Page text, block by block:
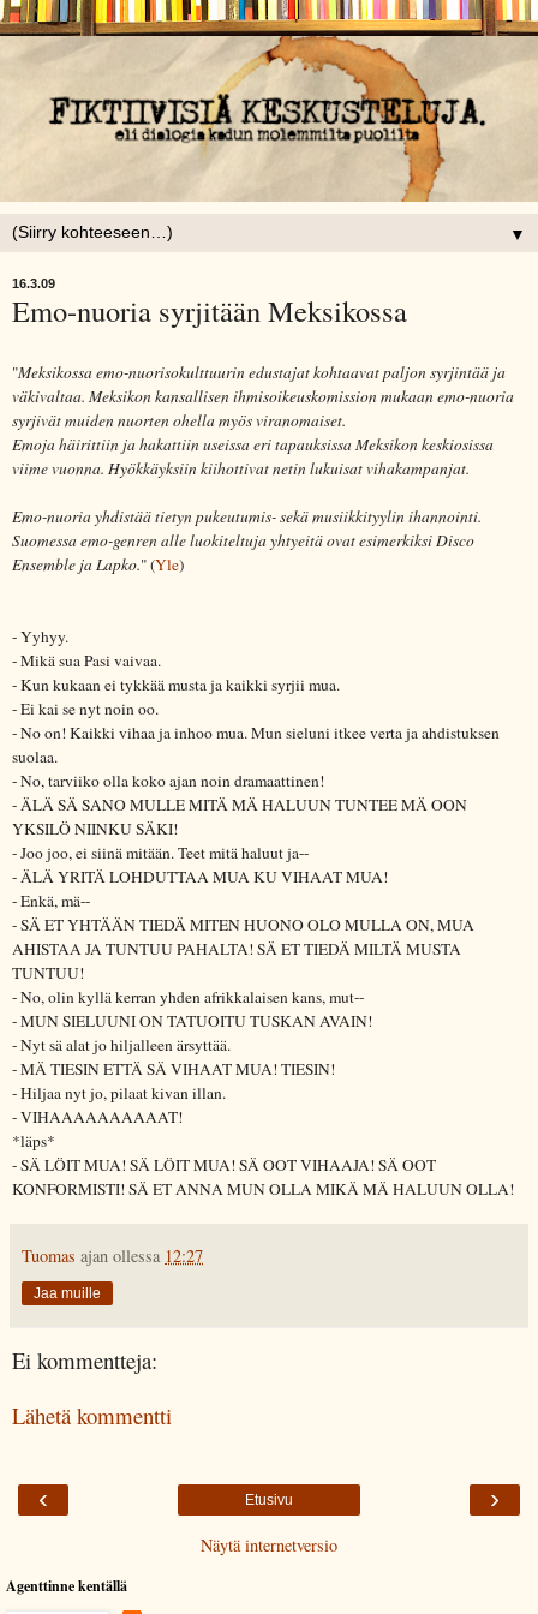
▼
16.3.09
Emo-nuoria syrjitään Meksikossa
"Meksikossa emo-nuorisokulttuurin edustajat kohtaavat paljon syrjintää ja
väkivaltaa. Meksikon kansallisen ihmisoikeuskomission mukaan emo-nuoria
syrjivät muiden nuorten ohella myös viranomaiset.
Emoja häirittiin ja hakattiin useissa eri tapauksissa Meksikon keskiosissa
viime vuonna. Hyökkäyksiin kiihottivat netin lukuisat vihakampanjat.
Emo-nuoria yhdistää tietyn pukeutumis- sekä musiikkityylin ihannointi.
Suomessa emo-genren alle luokiteltuja yhtyeitä ovat esimerkiksi Disco
Ensemble ja Lapko." (Yle)
- Yyhyy.
- Mikä sua Pasi vaivaa.
- Kun kukaan ei tykkää musta ja kaikki syrjii mua.
- Ei kai se nyt noin oo.
- No on! Kaikki vihaa ja inhoo mua. Mun sieluni itkee verta ja ahdistuksen
suolaa.
- No, tarviiko olla koko ajan noin dramaattinen!
- ÄLÄ SÄ SANO MULLE MITÄ MÄ HALUUN TUNTEE MÄ OON
YKSILÖ NIINKU SÄKI!
- Joo joo, ei siinä mitään. Teet mitä haluut ja--
- ÄLÄ YRITÄ LOHDUTTAA MUA KU VIHAAT MUA!
- Enkä, mä--
- SÄ ET YHTÄÄN TIEDÄ MITEN HUONO OLO MULLA ON, MUA
AHISTAA JA TUNTUU PAHALTA! SÄ ET TIEDÄ MILTÄ MUSTA
TUNTUU!
- No, olin kyllä kerran yhden afrikkalaisen kans, mut--
- MUN SIELUUNI ON TATUOITU TUSKAN AVAIN!
- Nyt sä alat jo hiljalleen ärsyttää.
- MÄ TIESIN ETTÄ SÄ VIHAAT MUA! TIESIN!
- Hiljaa nyt jo, pilaat kivan illan.
- VIHAAAAAAAAAAT!
*läps*
- SÄ LÖIT MUA! SÄ LÖIT MUA! SÄ OOT VIHAAJA! SÄ OOT
KONFORMISTI! SÄ ET ANNA MUN OLLA MIKÄ MÄ HALUUN OLLA!
Tuomas ajan ollessa 12:27
Jaa muille
Ei kommentteja:
Lähetä kommentti
‹ ›
Etusivu
Näytä internetversio
Agenttinne kentällä